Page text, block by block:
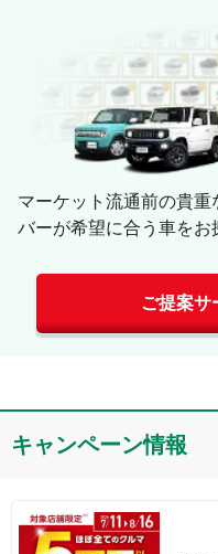
マーケット流通前の貴重
バーが希望に合う車をお
ご提案サ
キャンペーン情報